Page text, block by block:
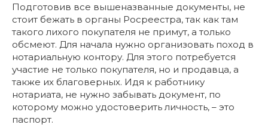
Подготовив все вышеназванные документы, не
стоит бежать в органы Росреестра, так как там
такого лихого покупателя не примут, а только
обсмеют. Для начала нужно организовать поход в
нотариальную контору. Для этого потребуется
участие не только покупателя, но и продавца, а
также их благоверных. Идя к работнику
нотариата, не нужно забывать документ, по
которому можно удостоверить личность, – это
паспорт.